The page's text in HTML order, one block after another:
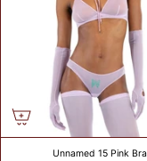
Unnamed 15 Pink Bra